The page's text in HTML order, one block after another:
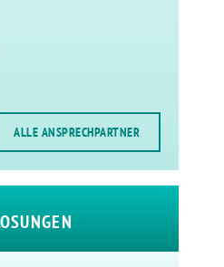
ALLE ANSPRECHPARTNER